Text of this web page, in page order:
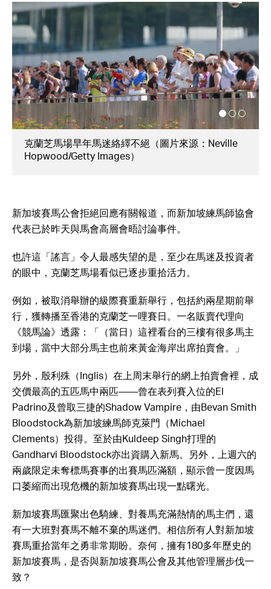
莫雷拉早年在新加坡嶄露頭角（圖片來源：Neville
Hopwood/Getty Images）
新加坡賽馬公會拒絕回應有關報道，而新加坡練馬師協會
代表已於昨天與馬會高層會晤討論事件。
也許這「謠言」令人最感失望的是，至少在馬迷及投資者
的眼中，克蘭芝馬場看似已逐步重拾活力。
例如，被取消舉辦的級際賽重新舉行，包括約兩星期前舉
行，獲轉播至香港的克蘭芝一哩賽日。一名販賣代理向
《競馬論》透露：「（當日）這裡看台的三樓有很多馬主
到場，當中大部分馬主也前來黃金海岸出席拍賣會。」
另外，殷利殊（Inglis）在上周末舉行的網上拍賣會裡，成
交價最高的五匹馬中兩匹——曾在表列賽入位的El
Padrino及曾取三捷的Shadow Vampire，由Bevan Smith
Bloodstock為新加坡練馬師克萊門（Michael
Clements）投得。至於由Kuldeep Singh打理的
Gandharvi Bloodstock亦出資購入新馬。另外，上週六的
兩歲限定未奪標馬賽事的出賽馬匹滿額，顯示曾一度因馬
口萎縮而出現危機的新加坡賽馬出現一點曙光。
新加坡賽馬匯聚出色騎練、對養馬充滿熱情的馬主們，還
有一大班對賽馬不離不棄的馬迷們。相信所有人對新加坡
賽馬重拾當年之勇非常期盼。奈何，擁有180多年歷史的
新加坡賽馬，是否與新加坡賽馬公會及其他管理層步伐一
致？